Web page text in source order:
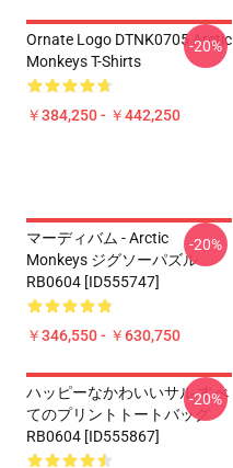
Ornate Logo DTNK0705 Arctic
Monkeys T-Shirts
￥384,250 - ￥442,250
-20%
マーディバム - Arctic
Monkeys ジグソーパズル
RB0604 [ID555747]
￥346,550 - ￥630,750
-20%
ハッピーなかわいいサル すべ
てのプリントトートバッグ
RB0604 [ID555867]
-20%